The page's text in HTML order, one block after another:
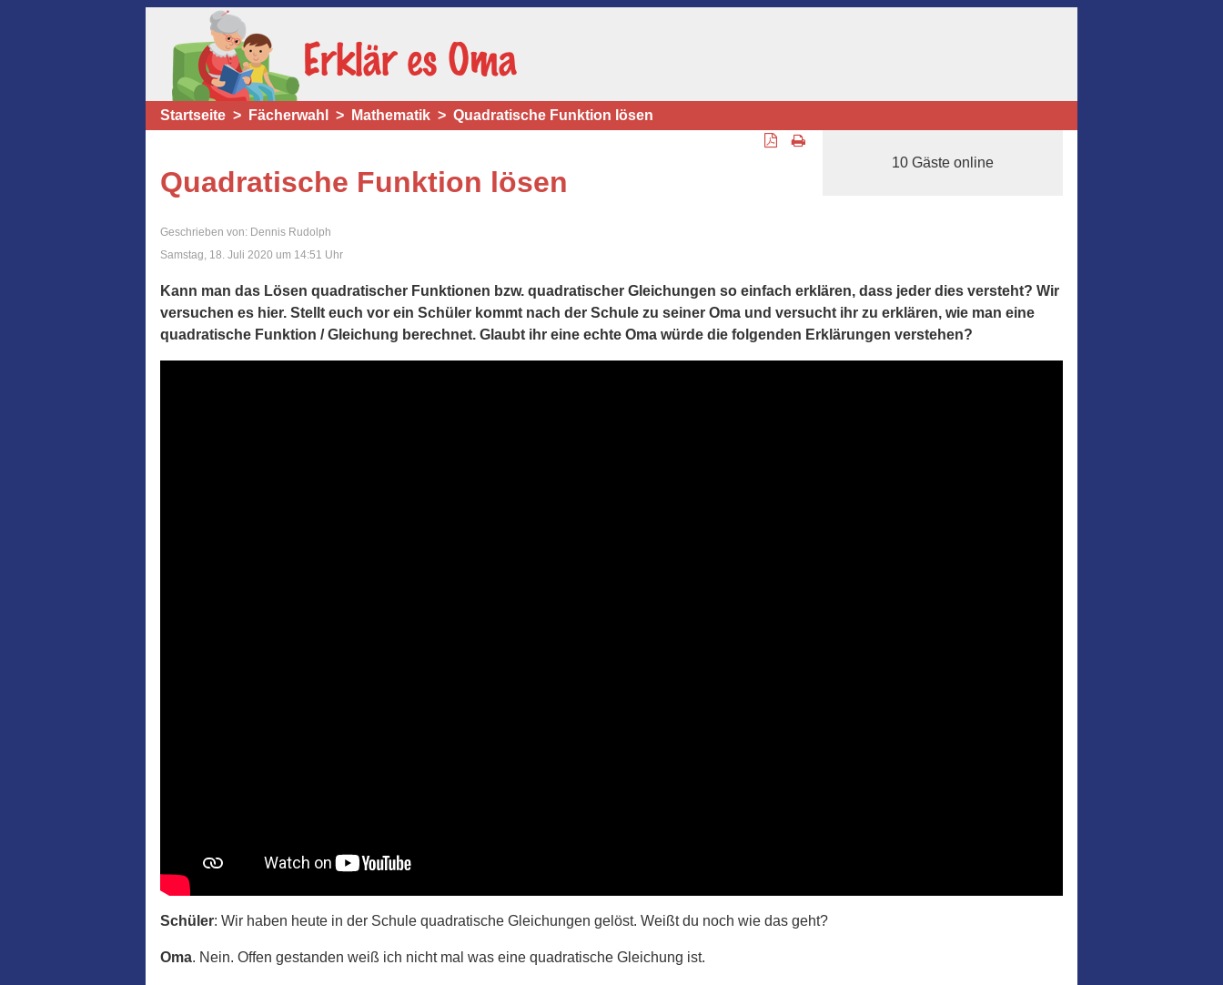
Startseite Fächerwahl Mathematik Quadratische Funktion lösen
10 Gäste online
Quadratische Funktion lösen
Geschrieben von: Dennis Rudolph
Samstag, 18. Juli 2020 um 14:51 Uhr
Kann man das Lösen quadratischer Funktionen bzw. quadratischer Gleichungen so einfach erklären, dass jeder dies versteht? Wir
versuchen es hier. Stellt euch vor ein Schüler kommt nach der Schule zu seiner Oma und versucht ihr zu erklären, wie man eine
quadratische Funktion / Gleichung berechnet. Glaubt ihr eine echte Oma würde die folgenden Erklärungen verstehen?
Schüler: Wir haben heute in der Schule quadratische Gleichungen gelöst. Weißt du noch wie das geht?
Oma. Nein. Offen gestanden weiß ich nicht mal was eine quadratische Gleichung ist.